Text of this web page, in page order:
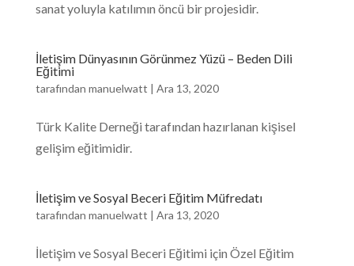
sanat yoluyla katılımın öncü bir projesidir.
İletişim Dünyasının Görünmez Yüzü – Beden Dili
Eğitimi
tarafından manuelwatt | Ara 13, 2020
Türk Kalite Derneği tarafından hazırlanan kişisel
gelişim eğitimidir.
İletişim ve Sosyal Beceri Eğitim Müfredatı
tarafından manuelwatt | Ara 13, 2020
İletişim ve Sosyal Beceri Eğitimi için Özel Eğitim